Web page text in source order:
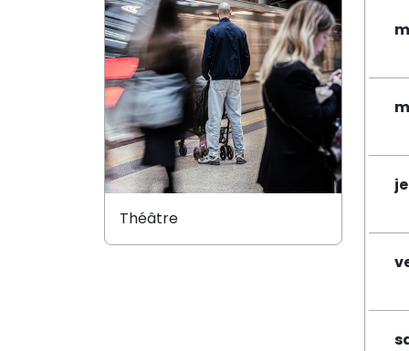
Théâtre